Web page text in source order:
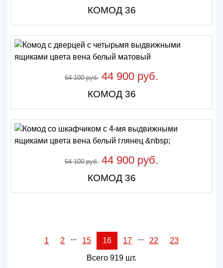
КОМОД 36
64 100 руб. 44 900 руб.
КОМОД 36
64 100 руб. 44 900 руб.
КОМОД 36
1 2 ... 15 16 17 ... 22 23
Всего 919 шт.